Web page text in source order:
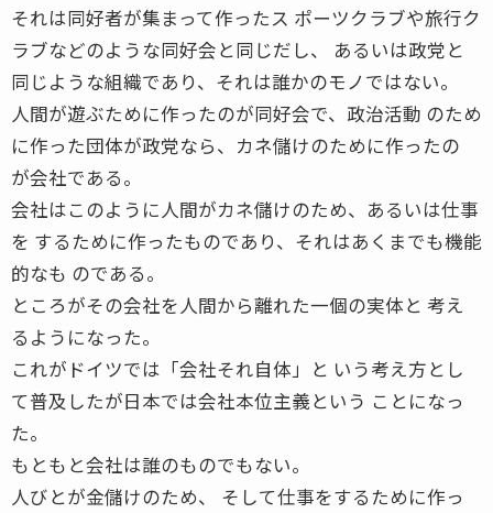
それは同好者が集まって作ったス ポーツクラブや旅行ク
ラブなどのような同好会と同じだし、 あるいは政党と
同じような組織であり、それは誰かのモノではない。
人間が遊ぶために作ったのが同好会で、政治活動 のため
に作った団体が政党なら、カネ儲けのために作ったの
が会社である。
会社はこのように人間がカネ儲けのため、あるいは仕事
を するために作ったものであり、それはあくまでも機能
的なも のである。
ところがその会社を人間から離れた一個の実体と 考え
るようになった。
これがドイツでは「会社それ自体」と いう考え方とし
て普及したが日本では会社本位主義という ことになっ
た。
もともと会社は誰のものでもない。
人びとが金儲けのため、 そして仕事をするために作っ